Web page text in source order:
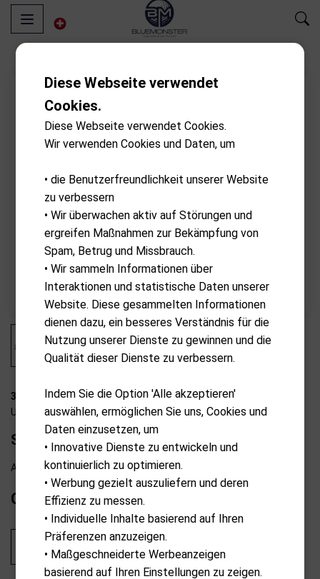
31-T2104
U.S. Kids Golf
Stand Bag 48" 122-130cm turquise
Ab externem Lager lieferbar
CHF 149.00
In den Warenkorb
Diese Webseite verwendet
Cookies.
Diese Webseite verwendet Cookies.
Wir verwenden Cookies und Daten, um
• die Benutzerfreundlichkeit unserer Website
zu verbessern
• Wir überwachen aktiv auf Störungen und
ergreifen Maßnahmen zur Bekämpfung von
Spam, Betrug und Missbrauch.
• Wir sammeln Informationen über
Interaktionen und statistische Daten unserer
Website. Diese gesammelten Informationen
dienen dazu, ein besseres Verständnis für die
Nutzung unserer Dienste zu gewinnen und die
Qualität dieser Dienste zu verbessern.
Indem Sie die Option 'Alle akzeptieren'
auswählen, ermöglichen Sie uns, Cookies und
Daten einzusetzen, um
• Innovative Dienste zu entwickeln und
kontinuierlich zu optimieren.
• Werbung gezielt auszuliefern und deren
Effizienz zu messen.
• Individuelle Inhalte basierend auf Ihren
Präferenzen anzuzeigen.
• Maßgeschneiderte Werbeanzeigen
basierend auf Ihren Einstellungen zu zeigen.